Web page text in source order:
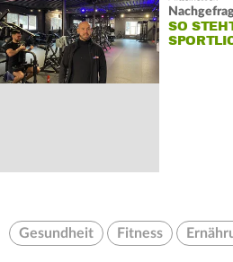
SO
Gesundheit Fitness